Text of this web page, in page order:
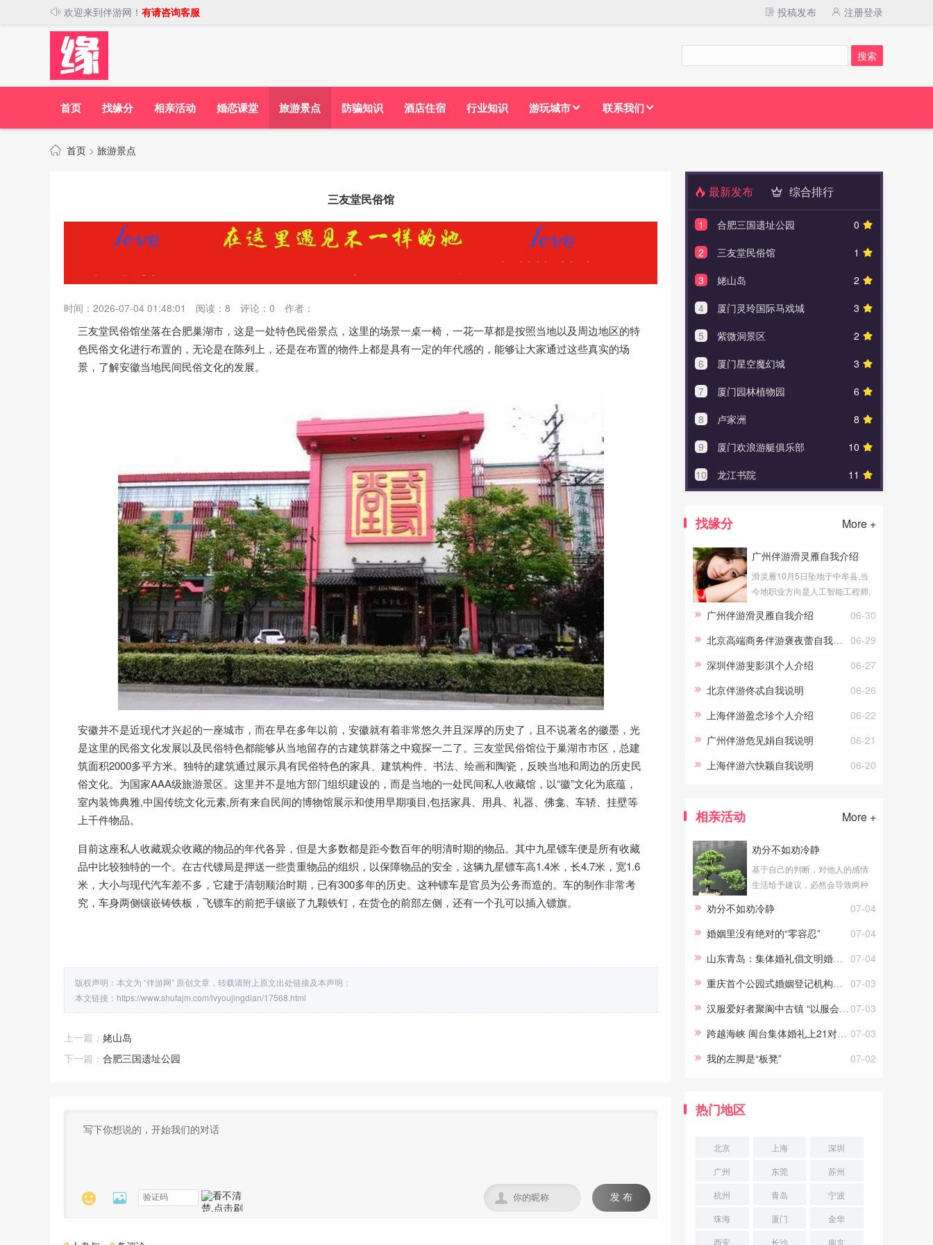
欢迎来到伴游网！ 有请咨询客服 投稿发布 注册登录
首页 找缘分 相亲活动 婚恋课堂 旅游景点 防骗知识 酒店住宿 行业知识 游玩城市 联系我们
首页 > 旅游景点
三友堂民俗馆
时间：2026-07-04 01:48:01 阅读： 8 评论： 0 作者：
三友堂民俗馆坐落在合肥巢湖市，这是一处特色民俗景点，这里的场景一桌一椅，一花一草都是按照当地以及周边地区的特
色民俗文化进行布置的，无论是在陈列上，还是在布置的物件上都是具有一定的年代感的，能够让大家通过这些真实的场
景，了解安徽当地民间民俗文化的发展。
安徽并不是近现代才兴起的一座城市，而在早在多年以前，安徽就有着非常悠久并且深厚的历史了，且不说著名的徽墨，光
是这里的民俗文化发展以及民俗特色都能够从当地留存的古建筑群落之中窥探一二了。三友堂民俗馆位于巢湖市市区，总建
筑面积2000多平方米。独特的建筑通过展示具有民俗特色的家具、建筑构件、书法、绘画和陶瓷，反映当地和周边的历史民
俗文化。为国家AAA级旅游景区。这里并不是地方部门组织建设的，而是当地的一处民间私人收藏馆，以“徽”文化为底蕴，
室内装饰典雅,中国传统文化元素,所有来自民间的博物馆展示和使用早期项目,包括家具、用具、礼器、佛龛、车轿、挂壁等
上千件物品。
目前这座私人收藏观众收藏的物品的年代各异，但是大多数都是距今数百年的明清时期的物品。其中九星镖车便是所有收藏
品中比较独特的一个。在古代镖局是押送一些贵重物品的组织，以保障物品的安全，这辆九星镖车高1.4米，长4.7米，宽1.6
米，大小与现代汽车差不多，它建于清朝顺治时期，已有300多年的历史。这种镖车是官员为公务而造的。车的制作非常考
究，车身两侧镶嵌铸铁板，飞镖车的前把手镶嵌了九颗铁钉，在货仓的前部左侧，还有一个孔可以插入镖旗。
版权声明：本文为 “伴游网” 原创文章，转载请附上原文出处链接及本声明；
本文链接： https://www.shufajm.com/lvyoujingdian/17568.html
上一篇： 姥山岛
下一篇： 合肥三国遗址公园
  发 布

最新发布 综合排行
0
1
合肥三国遗址公园
1
2
三友堂民俗馆
2
3
姥山岛
3
4
厦门灵玲国际马戏城
2
5
紫微洞景区
3
6
厦门星空魔幻城
6
7
厦门园林植物园
8
8
卢家洲
10
9
厦门欢浪游艇俱乐部
11
10 龙江书院
找缘分 More +
广州伴游滑灵雁自我介绍
滑灵雁10月5日坠地于中牟县,当
今地职业方向是人工智能工程师,
06-30
广州伴游滑灵雁自我介绍
06-29
北京高端商务伴游褒夜蕾自我说明
06-27
深圳伴游斐影淇个人介绍
06-26
北京伴游佟忒自我说明
06-22
上海伴游盈念珍个人介绍
06-21
广州伴游危见娟自我说明
06-20
上海伴游六快颖自我说明
相亲活动 More +
劝分不如劝冷静
基于自己的判断，对他人的感情
生活给予建议，必然会导致两种
分。公平地说，无论劝合还是劝
分，对于当局者都具有积极意
好”，劝
07-04
劝分不如劝冷静
07-04
婚姻里没有绝对的“零容忍”
07-04
山东青岛：集体婚礼倡文明婚庆新风尚
07-03
重庆首个公园式婚姻登记机构正式投用
07-03
汉服爱好者聚阆中古镇 “以服会友”
07-03
跨越海峡 闽台集体婚礼上21对新人结姻缘
07-02
我的左脚是“板凳”
热门地区
北京 上海
深圳
广州
东莞
苏州
杭州
青岛
宁波
珠海
厦门
金华
西安
长沙 南京